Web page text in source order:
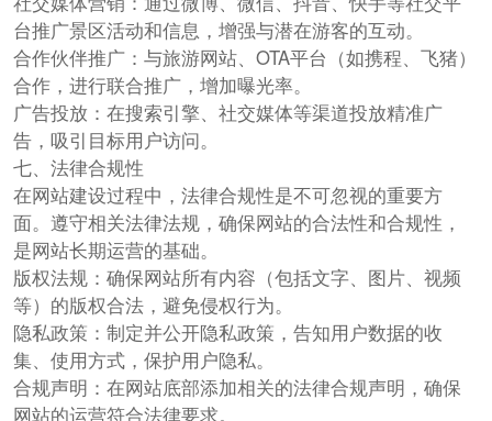
台推广景区活动和信息，增强与潜在游客的互动。
合作伙伴推广：与旅游网站、OTA平台（如携程、飞猪）
合作，进行联合推广，增加曝光率。
广告投放：在搜索引擎、社交媒体等渠道投放精准广
告，吸引目标用户访问。
七、法律合规性
在网站建设过程中，法律合规性是不可忽视的重要方
面。遵守相关法律法规，确保网站的合法性和合规性，
是网站长期运营的基础。
版权法规：确保网站所有内容（包括文字、图片、视频
等）的版权合法，避免侵权行为。
隐私政策：制定并公开隐私政策，告知用户数据的收
集、使用方式，保护用户隐私。
合规声明：在网站底部添加相关的法律合规声明，确保
网站的运营符合法律要求。